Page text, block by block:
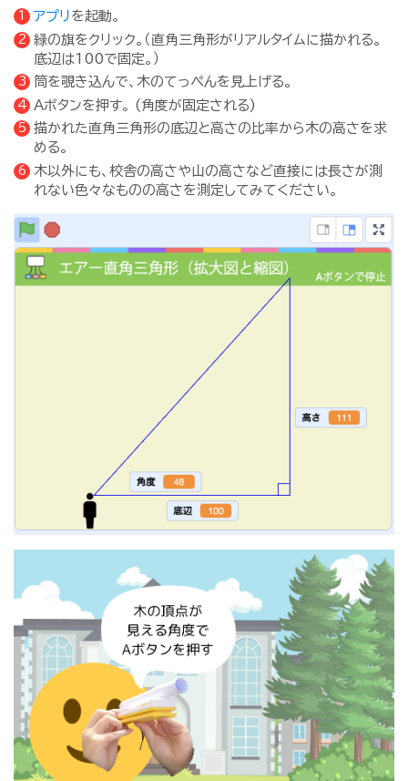
アプリ を起動。
緑の旗をクリック。（直角三角形がリアルタイムに描かれる。
底辺は100で固定。）
筒を覗き込んで、木のてっぺんを見上げる。
Aボタンを押す。 (角度が固定される)
描かれた直角三角形の底辺と高さの比率から木の高さを求
める。
木以外にも、校舎の高さや山の高さなど直接には長さが測
れない色々なものの高さを測定してみてください。